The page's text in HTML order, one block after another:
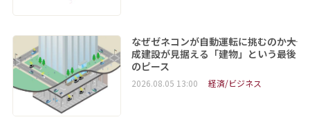
なぜゼネコンが自動運転に挑むのか――大
成建設が見据える「建物」という最後
のピース
2026.08.05 13:00 経済/ビジネス